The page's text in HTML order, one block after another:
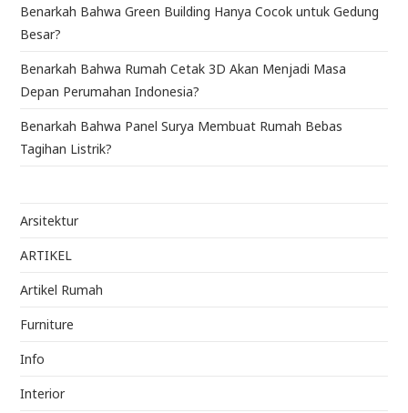
Benarkah Bahwa Green Building Hanya Cocok untuk Gedung
Besar?
Benarkah Bahwa Rumah Cetak 3D Akan Menjadi Masa
Depan Perumahan Indonesia?
Benarkah Bahwa Panel Surya Membuat Rumah Bebas
Tagihan Listrik?
Arsitektur
ARTIKEL
Artikel Rumah
Furniture
Info
Interior